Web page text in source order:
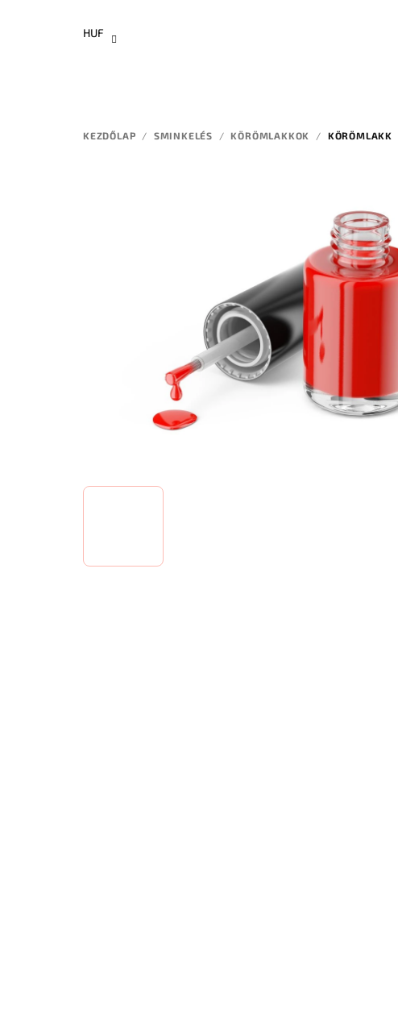
HUF
KEZDŐLAP / SMINKELÉS / KÖRÖMLAKKOK / KÖRÖMLAKK